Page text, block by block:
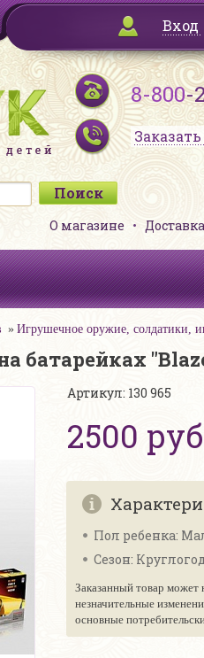
Вход
8-800-
О магазине Доставка
Игрушечное оружие, солдатики,
Артикул: 130 965
2500
Пол ребенка:
Сезон:
Заказанный товар может
незначительные
основные